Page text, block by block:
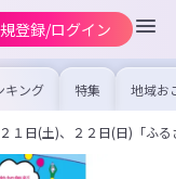
登録/ログイン
キング 特集 地域お
の求
を集め
事内容
を比較
１日(土)、２２日(日)「ふ